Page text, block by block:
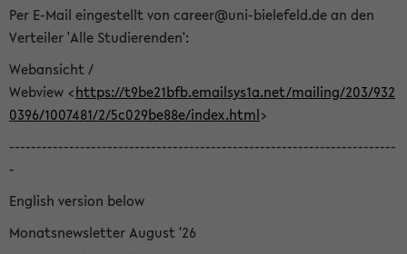
Per E-Mail eingestellt von career@uni-bielefeld.de an den
Verteiler 'Alle Studierenden':
Webansicht /
Webview <https://t9be21bfb.emailsys1a.net/mailing/203/932
0396/1007481/2/5c029be88e/index.html>
-----------------------------------------------------------------------
-
English version below
Monatsnewsletter August '26